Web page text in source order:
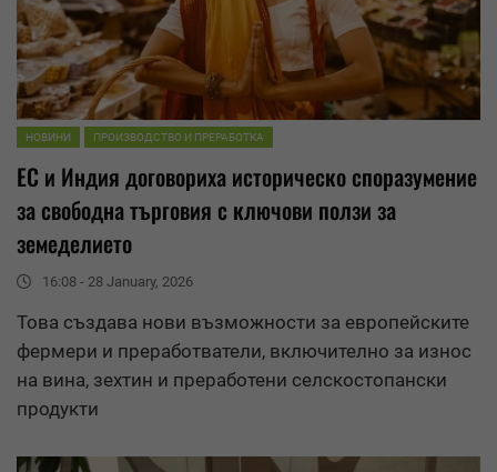
НОВИНИ ПРОИЗВОДСТВО И ПРЕРАБОТКА
ЕС и Индия договориха историческо споразумение
за свободна търговия с ключови ползи за
земеделието
16:08 - 28 January, 2026
Това създава нови възможности за европейските
фермери и преработватели, включително за износ
на вина, зехтин и преработени селскостопански
продукти